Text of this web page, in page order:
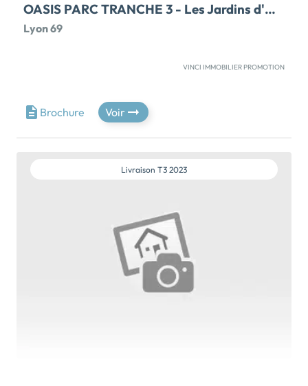
OASIS PARC TRANCHE 3 - Les Jardins d'Hortense
Lyon 69
VINCI IMMOBILIER PROMOTION
pleine métamorphose ! Vinci immobilier réecrit
l'histoire d'un lieu emblématique. Notre résidence
comporte de nombreuses innovations qui vous seront
être de tous- Un gestionnaire « OVELIA »(Filiale du
avantages fiscaux exceptionnelso Récupération de la
TVA 20%o Option du bénéfice LMNP Censi-Bouvard
11% de réduction d’impôt possible (1)o Option du
bénéficie LMNP classique? Période pouvant générer
jusqu’à 35 ans de revenus nets d’impôts (2)3. Un
marché porteur dans une ville agréable et appréciée
Brochure Voir
Livraison T3 2023